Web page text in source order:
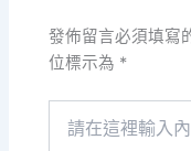
發佈留言必須填寫
位標示為 *